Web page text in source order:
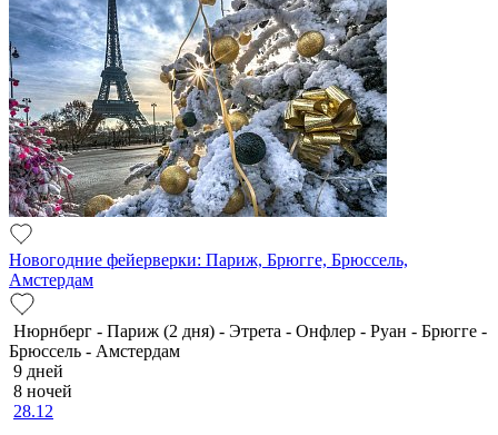
Новогодние фейерверки: Париж, Брюгге, Брюссель,
Амстердам
Нюрнберг - Париж (2 дня) - Этрета - Онфлер - Руан - Брюгге -
Брюссель - Амстердам
9 дней
8 ночей
28.12